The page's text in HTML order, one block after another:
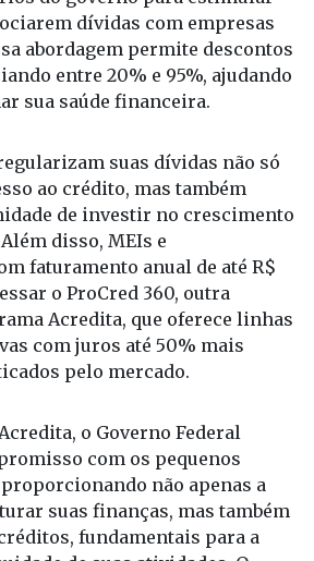
Negócios, o financiamento
pelo sistema financeiro, com
do governo para estimular
abordagem permite descontos
entre 20% e 95%, ajudando
sua saúde financeira.
suas dívidas não só
ao crédito, mas também
de investir no crescimento
disso, MEIs e
faturamento anual de até R$
Acredita, que oferece linhas
com juros até 50% mais
pelo mercado.
o Governo Federal